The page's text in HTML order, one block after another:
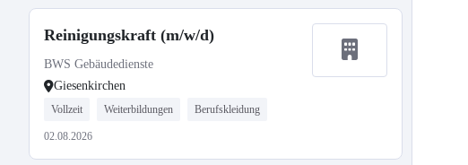
Reinigungskraft (m/w/d)
BWS Gebäudedienste
Giesenkirchen
Vollzeit Weiterbildungen Berufskleidung
02.08.2026